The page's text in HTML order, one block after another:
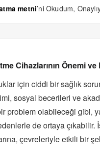
metni’ni Okudum,
Cihazlarının Önemi ve
için ciddi bir sağlık
sosyal becerileri ve
problem olabileceği gibi,
de ortaya çıkabilir.
çevreleriyle etkili bir